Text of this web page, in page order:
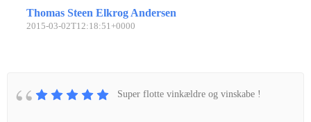
Thomas Steen Elkrog Andersen
2015-03-02T12:18:51+0000
Super flotte vinkældre og vinskabe !